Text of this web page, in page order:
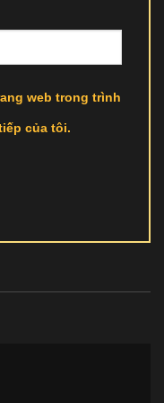
web trong trình
của tôi.